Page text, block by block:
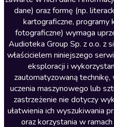
Literatura piękna polska
Nagrania relaksacyjne
Nauka języków
Nauki humanistyczne
Podcasty i audycje
Polityka
Prasa
dane) oraz formę (np.
kartograficzne, programy
fotograficzne) wymaga
Audioteka Group Sp. z o.o. z
właścicielem niniejszego
eksploracji i
zautomatyzowaną
uczenia maszynowego lub
zastrzeżenie nie dotyczy
ułatwienia ich wyszukiwania
oraz korzystania w